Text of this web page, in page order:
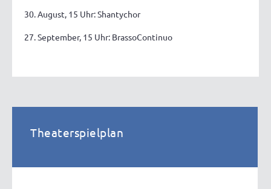
30. August, 15 Uhr: Shantychor
27. September, 15 Uhr: BrassoContinuo
Theaterspielplan